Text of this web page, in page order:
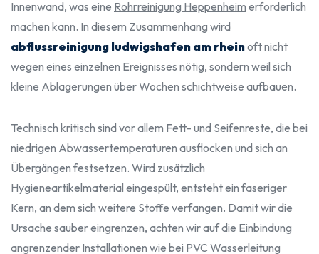
Innenwand, was eine Rohrreinigung Heppenheim erforderlich
machen kann. In diesem Zusammenhang wird
abflussreinigung ludwigshafen am rheinoft nicht
wegen eines einzelnen Ereignisses nötig, sondern weil sich
kleine Ablagerungen über Wochen schichtweise aufbauen.
Technisch kritisch sind vor allem Fett- und Seifenreste, die bei
niedrigen Abwassertemperaturen ausflocken und sich an
Übergängen festsetzen. Wird zusätzlich
Hygieneartikelmaterial eingespült, entsteht ein faseriger
Kern, an dem sich weitere Stoffe verfangen. Damit wir die
Ursache sauber eingrenzen, achten wir auf die Einbindung
angrenzender Installationen wie bei PVC Wasserleitung